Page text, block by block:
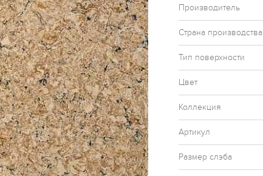
Производитель
Страна производства
Тип поверхности
Цвет
Коллекция
Артикул
Размер слэба